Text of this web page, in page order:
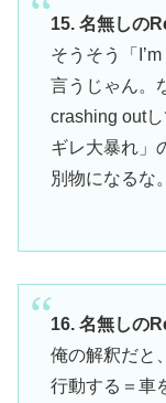
15. 名無しの
そうそう「
言うじゃん。
crashing out
ギレ大暴れ」
別物になるな。
16. 名無しの
俺の解釈だと
行動する＝車